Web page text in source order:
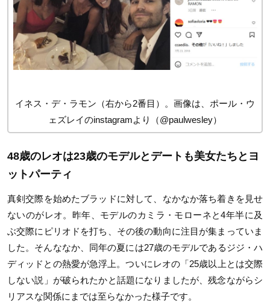
イネス・デ・ラモン（右から2番目）。画像は、ポール・ウ
ェズレイのinstagramより（@paulwesley）
48歳のレオは23歳のモデルとデートも美女たちとヨ
ットパーティ
真剣交際を始めたブラッドに対して、なかなか落ち着きを見せ
ないのがレオ。昨年、モデルのカミラ・モローネと4年半に及
ぶ交際にピリオドを打ち、その後の動向に注目が集まっていま
した。そんななか、同年の夏には27歳のモデルであるジジ・ハ
ディッドとの熱愛が急浮上。ついにレオの「25歳以上とは交際
しない説」が破られたかと話題になりましたが、残念ながらシ
リアスな関係にまでは至らなかった様子です。